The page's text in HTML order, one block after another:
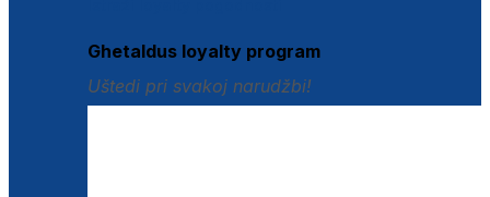
Ghetaldus loyalty program
Uštedi pri svakoj narudžbi!